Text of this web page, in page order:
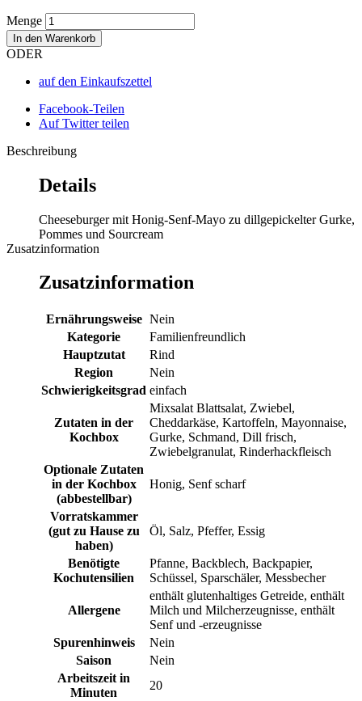
Menge
In den Warenkorb
ODER
auf den Einkaufszettel
Facebook-Teilen
Auf Twitter teilen
Beschreibung
Details
Cheeseburger mit Honig-Senf-Mayo zu dillgepickelter Gurke,
Pommes und Sourcream
Zusatzinformation
Zusatzinformation
Ernährungsweise Nein
Kategorie
Familienfreundlich
Hauptzutat
Rind
Region
Nein
Schwierigkeitsgrad einfach
Zutaten in der
Kochbox
Mixsalat Blattsalat, Zwiebel,
Cheddarkäse, Kartoffeln, Mayonnaise,
Gurke, Schmand, Dill frisch,
Zwiebelgranulat, Rinderhackfleisch
Optionale Zutaten
in der Kochbox
(abbestellbar)
Honig, Senf scharf
Vorratskammer
(gut zu Hause zu
haben)
Öl, Salz, Pfeffer, Essig
Benötigte
Kochutensilien
Pfanne, Backblech, Backpapier,
Schüssel, Sparschäler, Messbecher
Allergene
enthält glutenhaltiges Getreide, enthält
Milch und Milcherzeugnisse, enthält
Senf und -erzeugnisse
Spurenhinweis
Nein
Saison
Nein
Arbeitszeit in
Minuten
20